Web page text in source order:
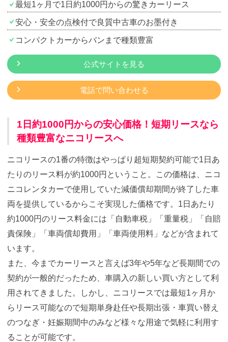
最短1ヶ月で1日約1000円からの驚きカーリース
安心・安全の点検付で良質中古車のお墨付き
コンパクトカーからバンまで種類豊富
公式サイトを見る
電話で問い合わせる
1日約1000円からの安心価格！短期リースなら
種類豊富なニコリースへ
ニコリースの1番の特徴はやっぱり超短期契約可能で1日あ
たりのリース料が約1000円ということ。この価格は、ニコ
ニコレンタカーで使用していた減価償却期間が終了した車
両を提供しているからこそ実現した価格です。1日あたり
約1000円のリース料金には「自動車税」「重量税」「自賠
責保険」「車両償却費用」「車両使用料」などが含まれて
います。
また、今までカーリースと言えば3年や5年など長期間での
契約が一般的だったため、車購入の新しい買い方として利
用されてきました。しかし、ニコリースでは最短1ヶ月か
らリース可能なので短期単身赴任や長期出張・車買い替え
のつなぎ・妊娠期間中のみなど様々な用途で気軽に利用す
ることが可能です。